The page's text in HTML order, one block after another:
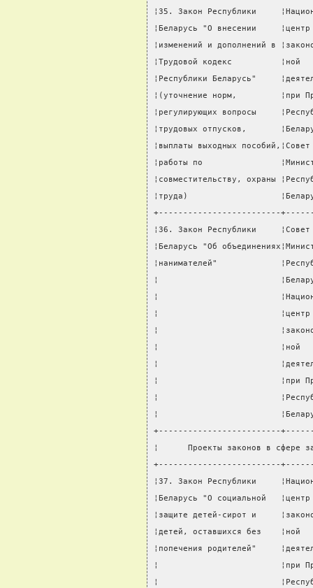
¦35. Закон Республики
¦Беларусь "О внесении
¦изменений и дополнений в
¦Трудовой кодекс
¦Республики Беларусь"
¦(уточнение норм,
¦регулирующих вопросы
¦трудовых отпусков,
¦выплаты выходных
¦работы по
¦совместительству,
¦труда)
+-------------------------
¦36. Закон Республики
¦Беларусь "Об
¦нанимателей"
¦
¦
¦
¦
¦
¦
¦                         ¦при
¦
¦
+-------------------------
¦      Проекты законов в сфере
+-------------------------
¦37. Закон Республики
¦Беларусь "О социальной
¦защите детей-сирот и
¦детей, оставшихся без
¦попечения родителей"
¦                         ¦при
¦